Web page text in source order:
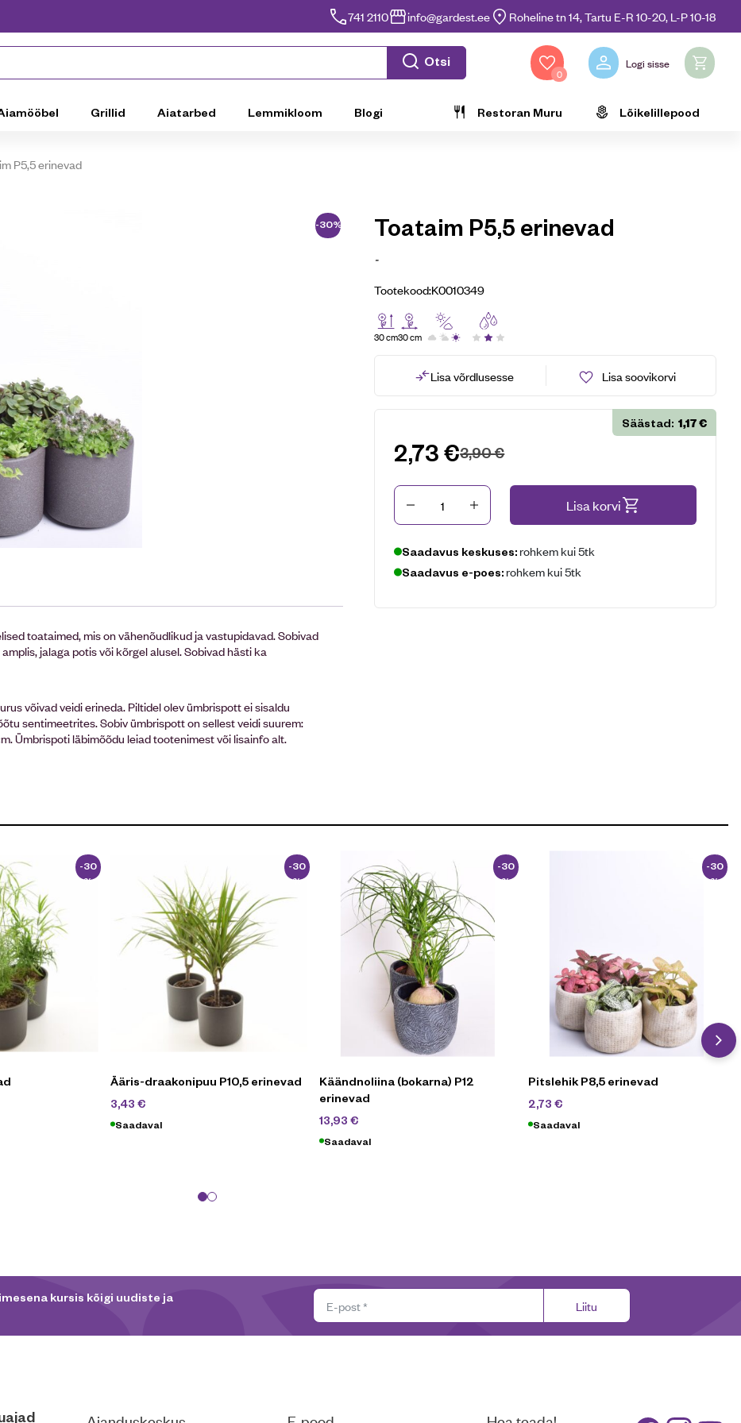
741 2110 info@gardest.ee Roheline tn 14, Tartu E-R 10-20, L-P 10-18
Otsi
0
Logi sisse
Grillid Aiatarbed Lemmikloom Blogi Restoran Muru Lõikelillepood
P5,5 erinevad
-30%
toataimed, mis on vähenõudlikud ja vastupidavad. Sobivad
jalaga potis või kõrgel alusel. Sobivad hästi ka
võivad veidi erineda. Piltidel olev ümbrispott ei sisaldu
sentimeetrites. Sobiv ümbrispott on sellest veidi suurem:
Ümbrispoti läbimõõdu leiad tootenimest või lisainfo alt.
Toataim P5,5 erinevad
-
Tootekood:K0010349
30 cm30 cm
Lisa võrdlusesse Lisa soovikorvi
2,73€3,90€
Säästad: 1,17€
Kogus Lisa korvi
Saadavus keskuses: rohkem kui 5tk
Saadavus e-poes: rohkem kui 5tk
-30
%
-30
%
Ääris-draakonipuu P10,5 erinevad
3,43 €
Saadaval
-30
%
Käändnoliina (bokarna) P12
erinevad
13,93 €
Saadaval
-30
%
Pitslehik P8,5 erinevad
2,73 €
Saadaval
kursis kõigi uudiste ja
Liitu